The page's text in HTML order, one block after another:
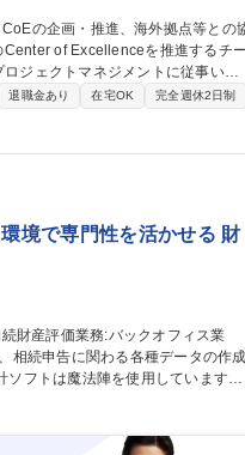
ジェクトマネジメントに従事いた
す。 ■服装は通年カジュアル、在
も多く、全体の20～30％が中途採
退職金あり 在宅OK
完全週休2日制
境で専門性を活かせる 財
フトは魔法陣を使用しています。
理士法人の税理士と連携して、(1)相
く評価し、相続税申告に必要な評価